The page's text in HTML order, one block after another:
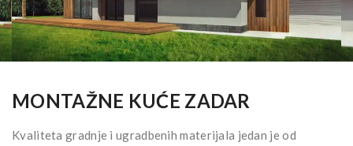
MONTAŽNE KUĆE ZADAR
Kvaliteta gradnje i ugradbenih materijala jedan je od